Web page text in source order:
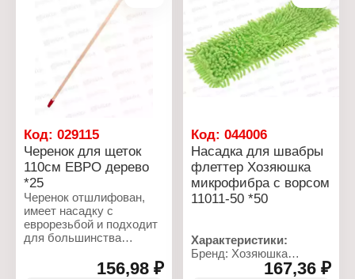
Материал: полипропилен
Цвет: черный
Код: 029115
Черенок для щеток
110см ЕВРО дерево
*25
Черенок отшлифован,
имеет насадку с
еврорезьбой и подходит
для большинства
подвесом для удобного
156,98 ₽
Код:044006
Насадка для швабры
флеттер Хозяюшка
микрофибра с ворсом
11011-50 *50
Характеристики:
Бренд: Хозяюшка
Тип товара: Насадка для
167,36 ₽